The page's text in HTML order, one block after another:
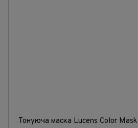
Тонуюча маска Lucens Color